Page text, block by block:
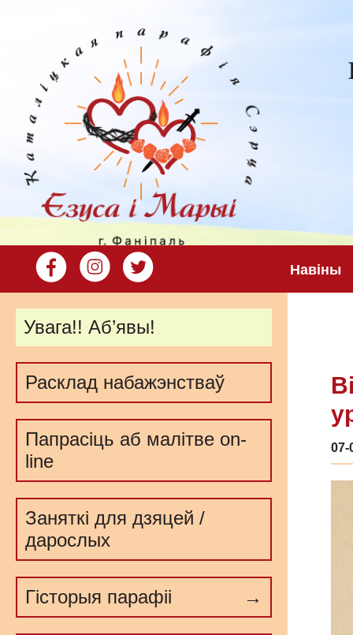
Навіны
Увага!! Аб’явы!
Расклад набажэнстваў
Папрасіць аб малітве on-
line
Заняткі для дзяцей /
дарослых
Гісторыя парафіі
07-